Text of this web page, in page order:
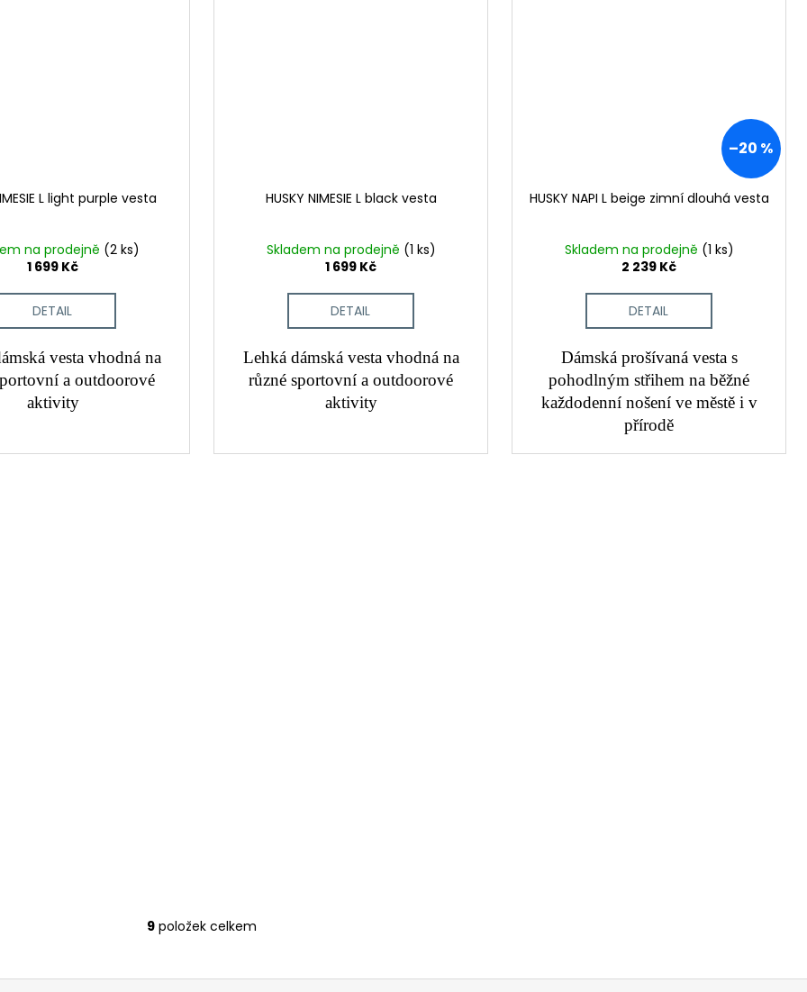
L light purple vesta
na prodejně (2 ks)
1 699 Kč
DETAIL
vesta vhodná na
a outdoorové
aktivity
HUSKY NIMESIE L black vesta
Skladem na prodejně (1 ks)
1 699 Kč
DETAIL
Lehká dámská vesta vhodná na
různé sportovní a outdoorové
aktivity
–20 %
HUSKY NAPI L beige zimní dlouhá vesta
Skladem na prodejně (1 ks)
2 239 Kč
DETAIL
Dámská prošívaná vesta s
pohodlným střihem na běžné
každodenní nošení ve městě i v
přírodě
O
l
9 položek celkem